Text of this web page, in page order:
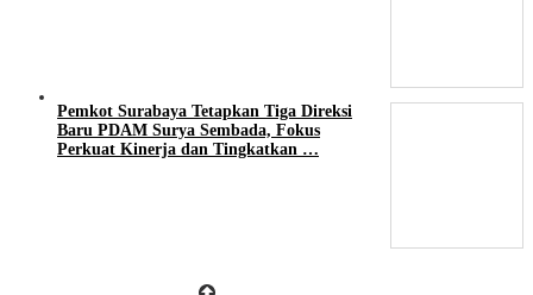
Pemkot Surabaya Tetapkan Tiga Direksi
Baru PDAM Surya Sembada, Fokus
Perkuat Kinerja dan Tingkatkan …